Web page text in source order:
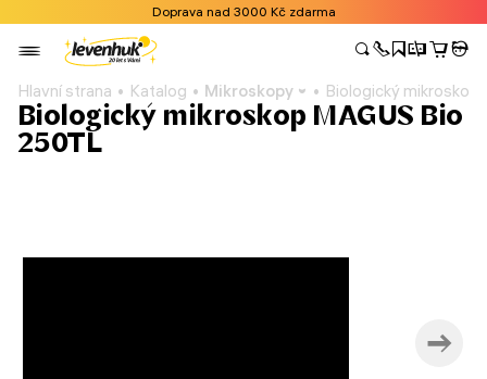
Doprava nad 3000 Kč zdarma
Hlavní strana Katalog Mikroskopy Biologický mikroskop
Biologický mikroskop MAGUS Bio
250TL